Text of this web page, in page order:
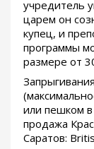
учредитель
царем он
купец, и
программы
размере от
или пешком
продажа
Саратов: